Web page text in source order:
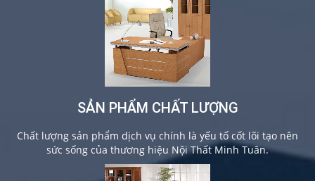
SẢN PHẨM CHẤT LƯỢNG
Chất lượng sản phẩm dịch vụ chính là yếu tố cốt lõi tạo nên
sức sống của thương hiệu Nội Thất Minh Tuân.